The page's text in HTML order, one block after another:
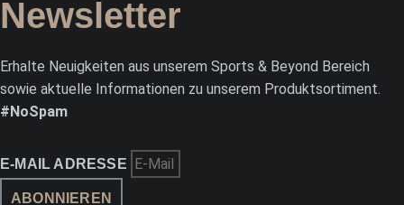
Newsletter
Erhalte Neuigkeiten aus unserem Sports & Beyond Bereich
sowie aktuelle Informationen zu unserem Produktsortiment.
#NoSpam
E-MAIL ADRESSE
ABONNIEREN